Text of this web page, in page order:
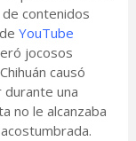
contenidos
YouTube
jocosos
causó
durante una
no le alcanzaba